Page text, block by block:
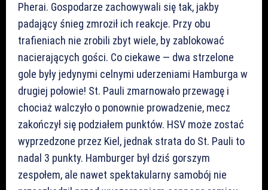
Pherai. Gospodarze zachowywali się tak, jakby
padający śnieg zmroził ich reakcje. Przy obu
trafieniach nie zrobili zbyt wiele, by zablokować
nacierających gości. Co ciekawe — dwa strzelone
gole były jedynymi celnymi uderzeniami Hamburga w
drugiej połowie! St. Pauli zmarnowało przewagę i
chociaż walczyło o ponownie prowadzenie, mecz
zakończył się podziałem punktów. HSV może zostać
wyprzedzone przez Kiel, jednak strata do St. Pauli to
nadal 3 punkty. Hamburger był dziś gorszym
zespołem, ale nawet spektakularny samobój nie